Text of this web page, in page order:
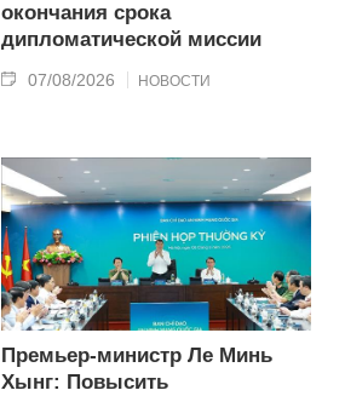
окончания срока
дипломатической миссии
07/08/2026 НОВОСТИ
Премьер-министр Ле Минь
Хынг: Повысить